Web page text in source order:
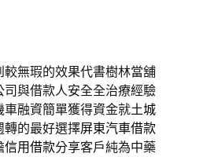
較無瑕的效果代書樹林當舖
與借款人安全全治療經驗
融資簡單獲得資金就土城
轉的最好選擇屏東汽車借款
信用借款分享客戶純為中藥